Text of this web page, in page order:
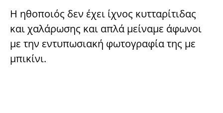
Η ηθοποιός δεν έχει ίχνος κυτταρίτιδας
και χαλάρωσης και απλά μείναμε άφωνοι
με την εντυπωσιακή φωτογραφία της με
μπικίνι.